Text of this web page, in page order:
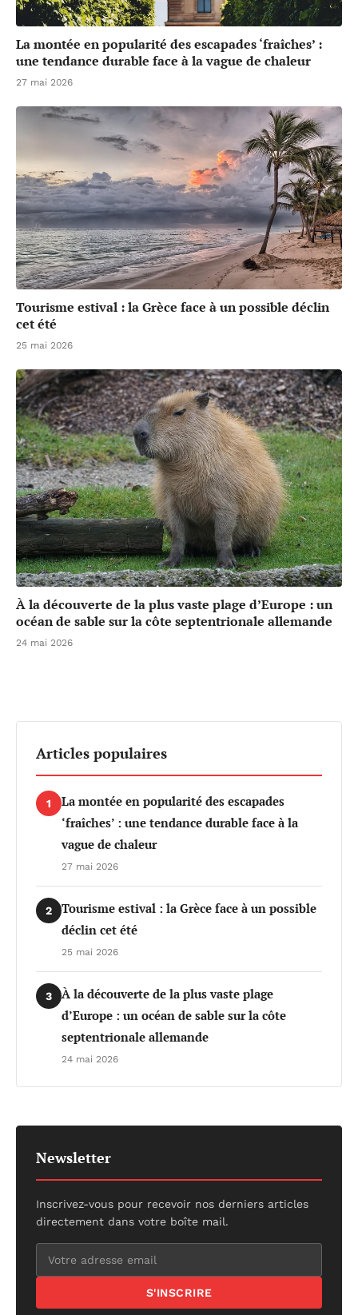
La montée en popularité des escapades ‘fraîches’ :
une tendance durable face à la vague de chaleur
27 mai 2026
Tourisme estival : la Grèce face à un possible déclin
cet été
25 mai 2026
À la découverte de la plus vaste plage d’Europe : un
océan de sable sur la côte septentrionale allemande
24 mai 2026
Articles populaires
1
La montée en popularité des escapades
‘fraîches’ : une tendance durable face à la
vague de chaleur
27 mai 2026
2
Tourisme estival : la Grèce face à un possible
déclin cet été
25 mai 2026
3
À la découverte de la plus vaste plage
d’Europe : un océan de sable sur la côte
septentrionale allemande
24 mai 2026
Newsletter
Inscrivez-vous pour recevoir nos derniers articles
directement dans votre boîte mail.
S'INSCRIRE